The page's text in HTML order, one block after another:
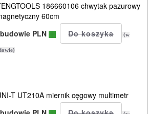
186660106 chwytak pazurowy
60cm
PLN
(w
T UT210A miernik cęgowy multimetr